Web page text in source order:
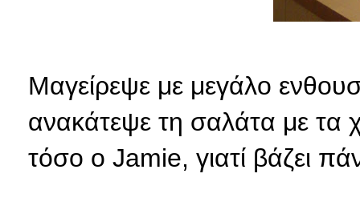
Μαγείρεψε με μεγάλο
ανακάτεψε τη σαλάτα με τα
τόσο ο Jamie, γιατί βάζει